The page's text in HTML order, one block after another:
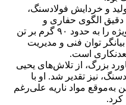
و خردایش فولادسنگ،
الگوی حفاری و
خرج‌گذاری، توانستیم شاخص خرج ویژه را به حدود ۹۰ گرم بر تن
توان فنی و مدیریت
است.
بزرگ، از تلاش‌های یحیی
نیز تقدیر شد. او با
به‌موقع مواد ناریه علی‌رغم
کرد.